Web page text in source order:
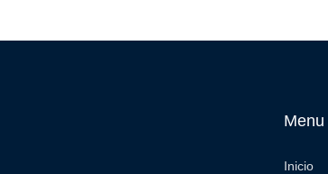
Menu
Inicio